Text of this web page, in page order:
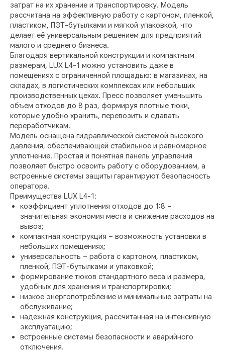
затрат на их хранение и транспортировку. Модель
рассчитана на эффективную работу с картоном, пленкой,
пластиком, ПЭТ-бутылками и мягкой упаковкой, что
делает её универсальным решением для предприятий
малого и среднего бизнеса.
Благодаря вертикальной конструкции и компактным
размерам, LUX L4-1 можно установить даже в
помещениях с ограниченной площадью: в магазинах, на
складах, в логистических комплексах или небольших
производственных цехах. Пресс позволяет уменьшить
объем отходов до 8 раз, формируя плотные тюки,
которые удобно хранить, перевозить и сдавать
переработчикам.
Модель оснащена гидравлической системой высокого
давления, обеспечивающей стабильное и равномерное
уплотнение. Простая и понятная панель управления
позволяет быстро освоить работу с оборудованием, а
встроенные системы защиты гарантируют безопасность
оператора.
Преимущества LUX L4-1:
коэффициент уплотнения отходов до 1:8 –
значительная экономия места и снижение расходов на
вывоз;
компактная конструкция – возможность установки в
небольших помещениях;
универсальность – работа с картоном, пластиком,
пленкой, ПЭТ-бутылками и упаковкой;
формирование тюков стандартного веса и размера,
удобных для хранения и транспортировки;
низкое энергопотребление и минимальные затраты на
обслуживание;
надежная конструкция, рассчитанная на интенсивную
эксплуатацию;
встроенные системы безопасности и аварийного
отключения.